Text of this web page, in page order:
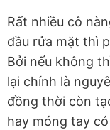
Rất nhiều cô
đầu rửa mặt thì
Bởi nếu không
lại chính là
đồng thời còn
hay móng tay